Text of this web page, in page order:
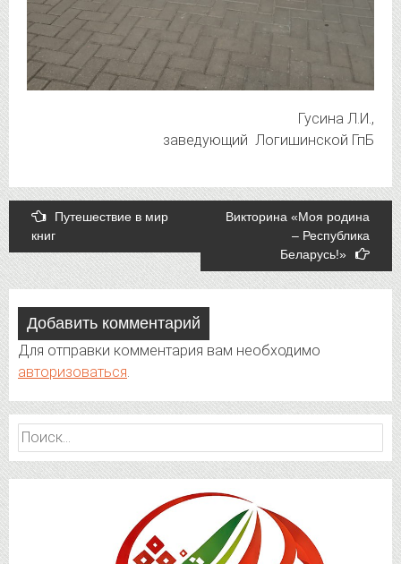
Гусина Л.И.,
заведующий Логишинской ГпБ
Post
navigation
Путешествие в мир
книг
Викторина «Моя родина
– Республика
Беларусь!»
Добавить комментарий
Для отправки комментария вам необходимо
авторизоваться.
Найти: